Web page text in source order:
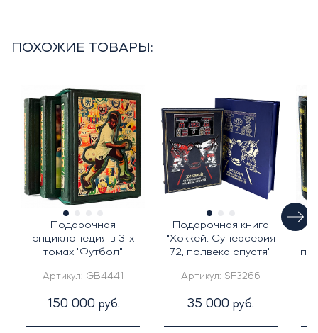
ПОХОЖИЕ ТОВАРЫ:
Подарочная
энциклопедия в 3-х
томах "Футбол"
Артикул: GB4441
150 000 руб.
Подарочная книга
"Хоккей. Суперсерия
72, полвека спустя"
Артикул: SF3266
35 000 руб.